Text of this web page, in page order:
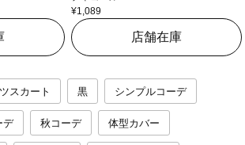
¥1,089
店舗在庫
スカート 黒 シンプルコーデ
デ 秋コーデ 体型カバー